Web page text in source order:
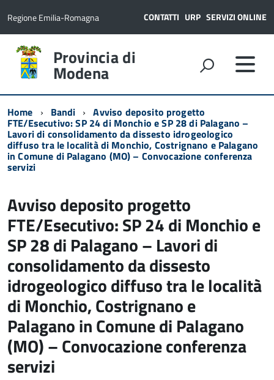
Regione Emilia-Romagna CONTATTI URP SERVIZI ONLINE
Provincia di
Modena
Home Bandi Avviso deposito progetto
FTE/Esecutivo: SP 24 di Monchio e SP 28 di Palagano –
Lavori di consolidamento da dissesto idrogeologico
diffuso tra le località di Monchio, Costrignano e Palagano
in Comune di Palagano (MO) – Convocazione conferenza
servizi
Avviso deposito progetto
FTE/Esecutivo: SP 24 di Monchio e
SP 28 di Palagano – Lavori di
consolidamento da dissesto
idrogeologico diffuso tra le località
di Monchio, Costrignano e
Palagano in Comune di Palagano
(MO) – Convocazione conferenza
servizi